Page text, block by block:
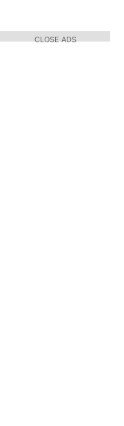
CLOSE ADS